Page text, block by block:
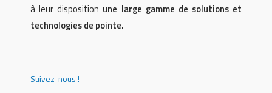
à leur disposition une large gamme de solutions et
technologies de pointe.
Suivez-nous !